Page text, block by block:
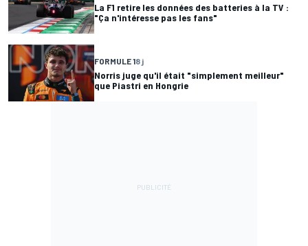
La F1 retire les données des batteries à la TV :
"Ça n'intéresse pas les fans"
FORMULE 18 j
Norris juge qu'il était "simplement meilleur"
que Piastri en Hongrie